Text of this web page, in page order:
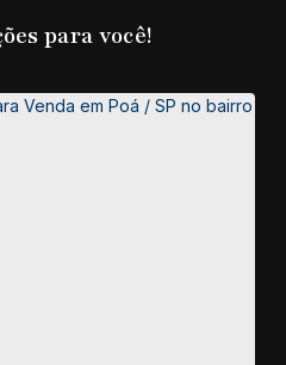
para você!